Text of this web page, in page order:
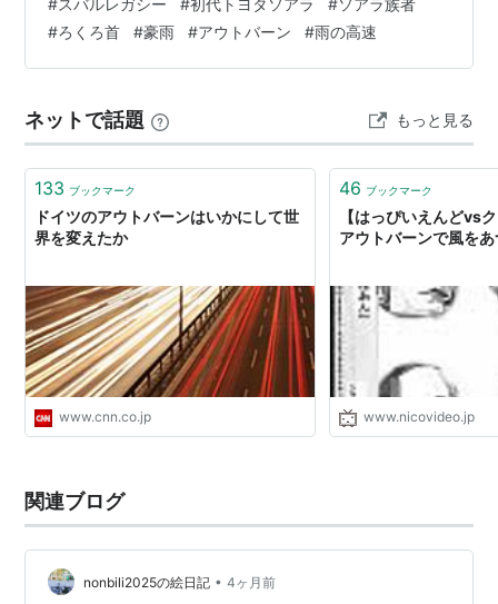
「梅雨入り」しそうですね。と、いう事で、雨に車の運
転はくれぐれもお気をつけ下さい～(^^♪ ※1998 スバルレ
ガシーツーリングワゴンＧＴ(BH型) 1/43 -Chris Rea-
日~2025年…
#スバルレガシー #初代トヨタソアラ #ソアラ族者
#ろくろ首 #豪雨 #アウトバーン #雨の高速
ネットで話題 もっと見る
133 ブックマーク
ドイツのアウトバーンはいかにして世
界を変えたか
www.cnn.co.jp
46 ブックマーク
【はっぴいえんどvs
アウトバーンで風を
www.nicovideo.jp
関連ブログ
nonbili2025の絵日記 • 4ヶ月前